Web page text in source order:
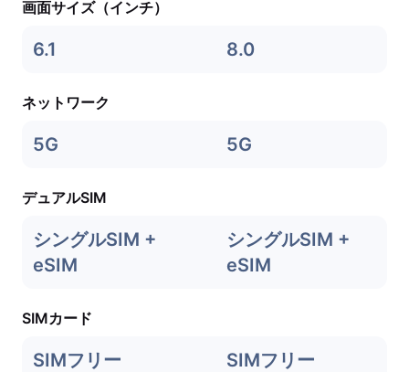
画面サイズ（インチ）
6.1 8.0
ネットワーク
5G 5G
デュアルSIM
シングルSIM +
eSIM
シングルSIM +
eSIM
SIMカード
SIMフリー SIMフリー